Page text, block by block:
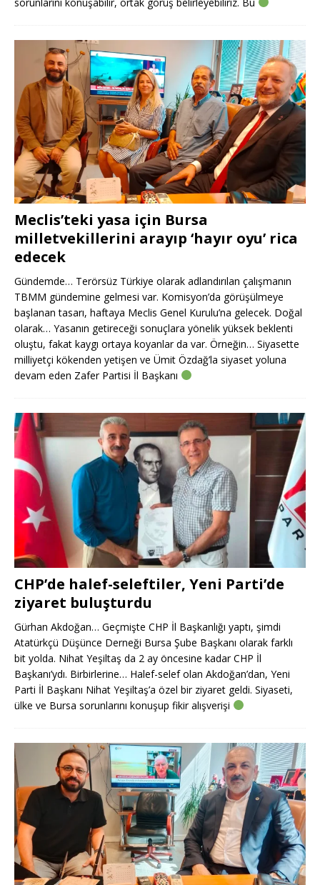
Meclis’teki yasa için Bursa
milletvekillerini arayıp ‘hayır oyu’ rica
edecek
Gündemde… Terörsüz Türkiye olarak adlandırılan çalışmanın
TBMM gündemine gelmesi var. Komisyon’da görüşülmeye
başlanan tasarı, haftaya Meclis Genel Kurulu’na gelecek. Doğal
olarak… Yasanın getireceği sonuçlara yönelik yüksek beklenti
oluştu, fakat kaygı ortaya koyanlar da var. Örneğin… Siyasette
milliyetçi kökenden yetişen ve Ümit Özdağ’la siyaset yoluna
devam eden Zafer Partisi İl Başkanı
CHP’de halef-seleftiler, Yeni Parti’de
ziyaret buluşturdu
Gürhan Akdoğan… Geçmişte CHP İl Başkanlığı yaptı, şimdi
Atatürkçü Düşünce Derneği Bursa Şube Başkanı olarak farklı
bit yolda. Nihat Yeşiltaş da 2 ay öncesine kadar CHP İl
Başkanı’ydı. Birbirlerine… Halef-selef olan Akdoğan’dan, Yeni
Parti İl Başkanı Nihat Yeşiltaş’a özel bir ziyaret geldi. Siyaseti,
ülke ve Bursa sorunlarını konuşup fikir alışverişi